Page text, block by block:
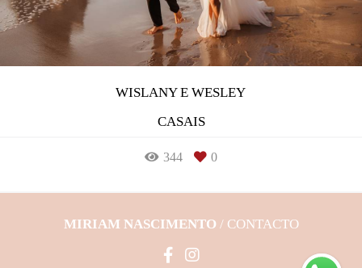
WISLANY E WESLEY
CASAIS
344 0
MIRIAM NASCIMENTO / CONTACTO